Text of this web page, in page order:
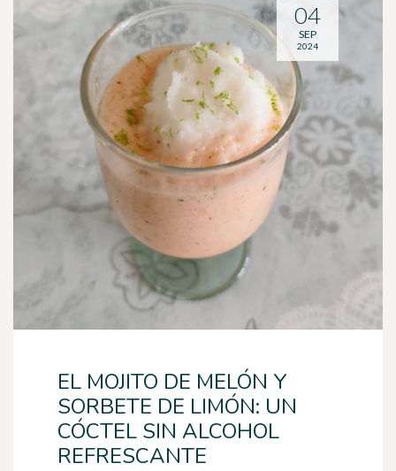
EL MOJITO DE MELÓN Y
SORBETE DE LIMÓN: UN
CÓCTEL SIN ALCOHOL
REFRESCANTE
04
SEP
2024